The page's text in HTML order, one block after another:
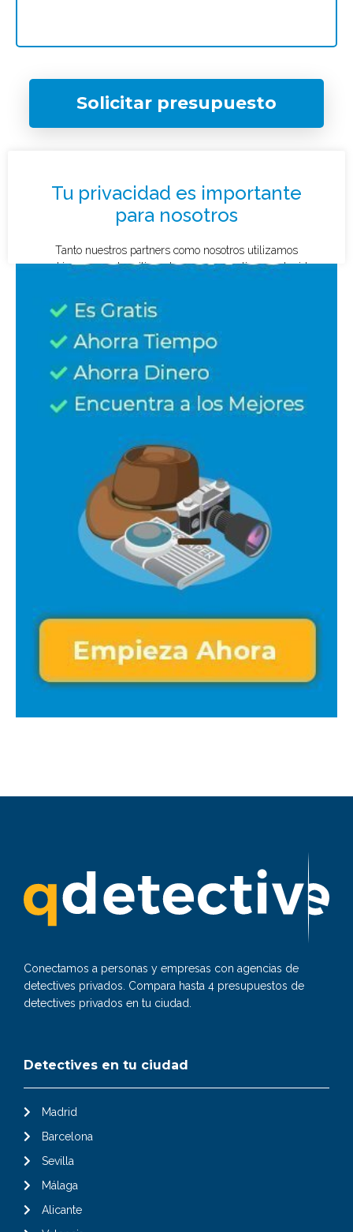
Solicitar presupuesto
Conectamos a personas y empresas con agencias de
detectives privados. Compara hasta 4 presupuestos de
detectives privados en tu ciudad.
Detectives en tu ciudad
Madrid
Barcelona
Sevilla
Málaga
Alicante